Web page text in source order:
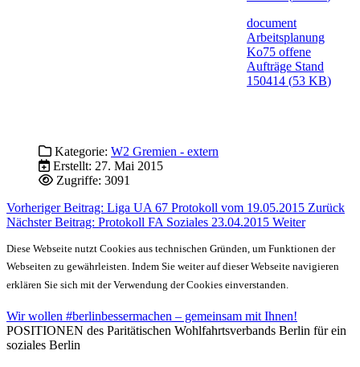
document
Arbeitsplanung
Ko75 offene
Aufträge Stand
150414 (53 KB)
Kategorie: W2 Gremien - extern
Erstellt: 27. Mai 2015
Zugriffe: 3091
Vorheriger Beitrag: Liga UA 67 Protokoll vom 19.05.2015 Zurück
Nächster Beitrag: Protokoll FA Soziales 23.04.2015 Weiter
Diese Webseite nutzt Cookies aus technischen Gründen, um Funktionen der
Webseiten zu gewährleisten. Indem Sie weiter auf dieser Webseite navigieren
erklären Sie sich mit der Verwendung der Cookies einverstanden.
Wir wollen #berlinbessermachen – gemeinsam mit Ihnen!
POSITIONEN des Paritätischen Wohlfahrtsverbands Berlin für ein
soziales Berlin